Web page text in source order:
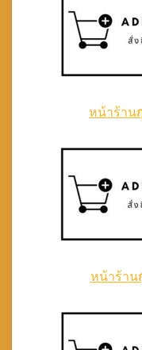
หน้าร้าน
หน้าร้าน